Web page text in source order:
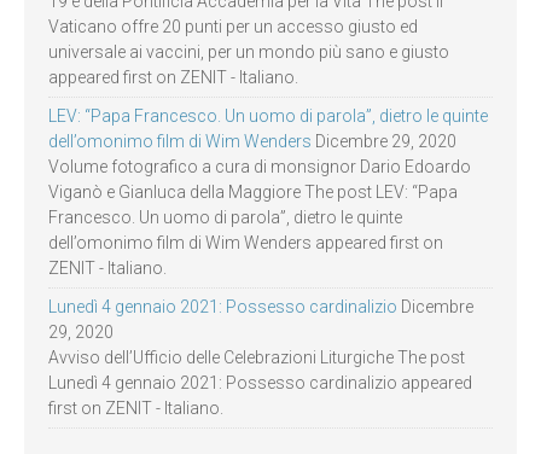
Vaticano offre 20 punti per un accesso giusto ed
universale ai vaccini, per un mondo più sano e giusto
appeared first on ZENIT - Italiano.
LEV: “Papa Francesco. Un uomo di parola”, dietro le quinte
dell’omonimo film di Wim Wenders Dicembre 29, 2020
Volume fotografico a cura di monsignor Dario Edoardo
Viganò e Gianluca della Maggiore The post LEV: “Papa
Francesco. Un uomo di parola”, dietro le quinte
dell’omonimo film di Wim Wenders appeared first on
ZENIT - Italiano.
Lunedì 4 gennaio 2021: Possesso cardinalizio Dicembre
29, 2020
Avviso dell’Ufficio delle Celebrazioni Liturgiche The post
Lunedì 4 gennaio 2021: Possesso cardinalizio appeared
first on ZENIT - Italiano.